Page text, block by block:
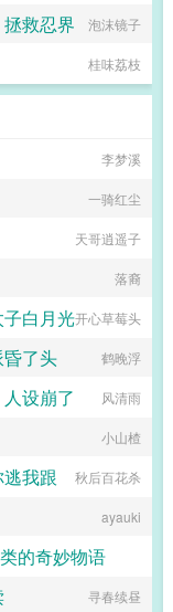
救忍界 泡沫镜子
桂味荔枝
李梦溪
一骑红尘
天哥逍遥子
落裔
白月光开心草莓头
了头 鹤晚浮
设崩了 风清雨
小山楂
我跟 秋后百花杀
ayauki
的奇妙物语
荷叶蒸蛋
寻春续昼